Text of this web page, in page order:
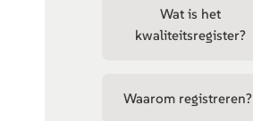
Wat is het
kwaliteitsregister?
Waarom registreren?